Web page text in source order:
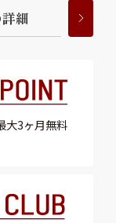
詳細
大3ヶ月無料